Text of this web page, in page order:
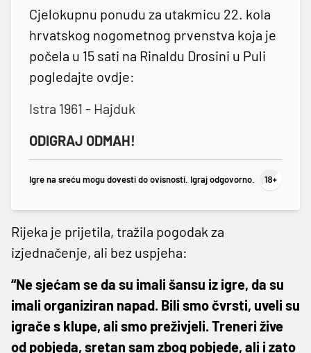
Cjelokupnu ponudu za utakmicu 22. kola
hrvatskog nogometnog prvenstva koja je
počela u 15 sati na Rinaldu Drosini u Puli
pogledajte ovdje:
Istra 1961 - Hajduk
ODIGRAJ ODMAH!
Igre na sreću mogu dovesti do ovisnosti. Igraj odgovorno.
Rijeka je prijetila, tražila pogodak za
izjednačenje, ali bez uspjeha:
“Ne sjećam se da su imali šansu iz igre, da su
imali organiziran napad. Bili smo čvrsti, uveli su
igrače s klupe, ali smo preživjeli. Treneri žive
od pobjeda, sretan sam zbog pobjede, ali i zato